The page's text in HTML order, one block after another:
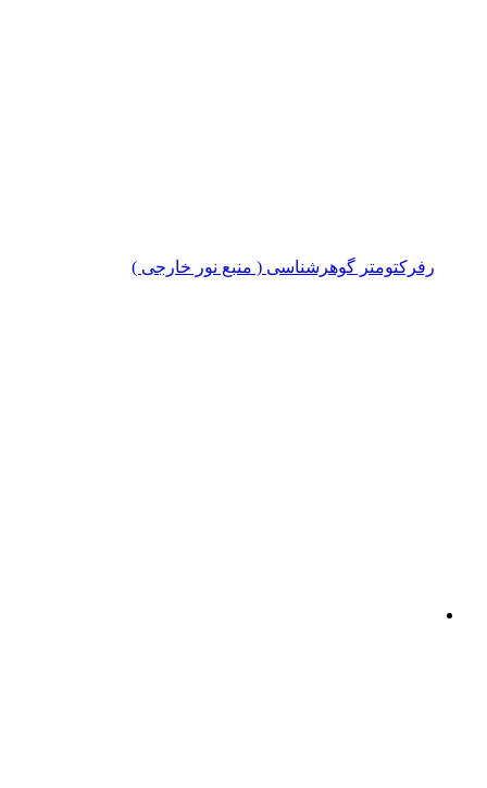
رفرکتومتر گوهرشناسی ( منبع نور خارجی )